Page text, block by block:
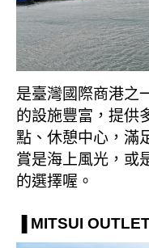
是臺灣國際商港之
的設施豐富，提供
點、休憩中心，滿
賞是海上風光，或
的選擇喔。
▐ MITSUI